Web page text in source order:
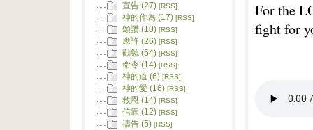
For the
fight for
宣告 (27) [RSS]
神的作為 (17) [RSS]
頌讚 (10) [RSS]
應許 (26) [RSS]
勸勉 (54) [RSS]
命令 (14) [RSS]
神的道 (6) [RSS]
神的愛 (16) [RSS]
救恩 (14) [RSS]
信靠 (12) [RSS]
禱告 (5) [RSS]